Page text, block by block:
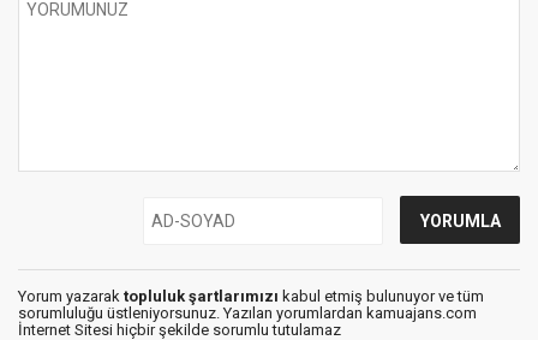
Yorum yazarak topluluk şartlarımızı kabul etmiş bulunuyor ve tüm
sorumluluğu üstleniyorsunuz. Yazılan yorumlardan kamuajans.com
İnternet Sitesi hiçbir şekilde sorumlu tutulamaz